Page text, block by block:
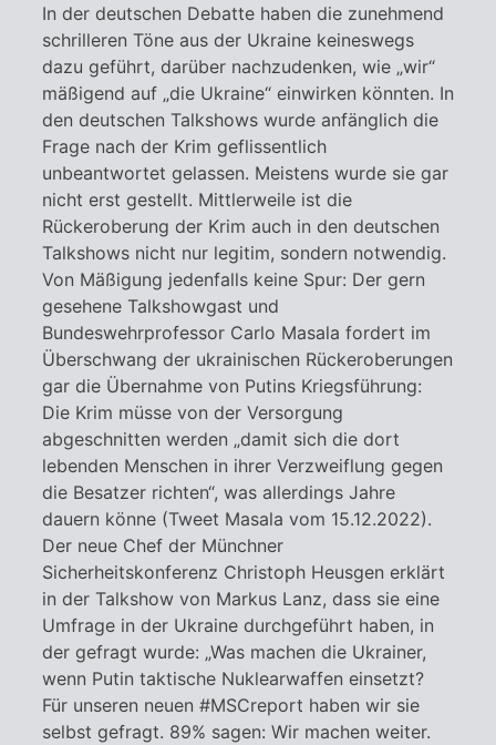
In der deutschen Debatte haben die zunehmend
schrilleren Töne aus der Ukraine keineswegs
dazu geführt, darüber nachzudenken, wie „wir“
mäßigend auf „die Ukraine“ einwirken könnten. In
den deutschen Talkshows wurde anfänglich die
Frage nach der Krim geflissentlich
unbeantwortet gelassen. Meistens wurde sie gar
nicht erst gestellt. Mittlerweile ist die
Rückeroberung der Krim auch in den deutschen
Talkshows nicht nur legitim, sondern notwendig.
Von Mäßigung jedenfalls keine Spur: Der gern
gesehene Talkshowgast und
Bundeswehrprofessor Carlo Masala fordert im
Überschwang der ukrainischen Rückeroberungen
gar die Übernahme von Putins Kriegsführung:
Die Krim müsse von der Versorgung
abgeschnitten werden „damit sich die dort
lebenden Menschen in ihrer Verzweiflung gegen
die Besatzer richten“, was allerdings Jahre
dauern könne (Tweet Masala vom 15.12.2022).
Der neue Chef der Münchner
Sicherheitskonferenz Christoph Heusgen erklärt
in der Talkshow von Markus Lanz, dass sie eine
Umfrage in der Ukraine durchgeführt haben, in
der gefragt wurde: „Was machen die Ukrainer,
wenn Putin taktische Nuklearwaffen einsetzt?
Für unseren neuen #MSCreport haben wir sie
selbst gefragt. 89% sagen: Wir machen weiter.